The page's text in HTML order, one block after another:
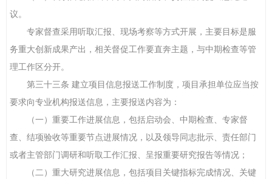
议。
专家督查采用听取汇报、现场考察等方式开展，主要目标是服
务重大创新成果产出，相关督促工作要直奔主题，与中期检查等管
理工作区分开。
第三十三条 建立项目信息报送工作制度，项目承担单位应当按
要求向专业机构报送信息，主要报送内容为：
（一）重要工作进展信息，包括启动会、中期检查、专家督
查、结项验收等重要节点进展情况，以及领导同志批示、责任部门
或者主管部门调研和听取工作汇报、呈报重要研究报告等情况；
（二）重大研究进展信息，包括项目关键指标完成情况、关键